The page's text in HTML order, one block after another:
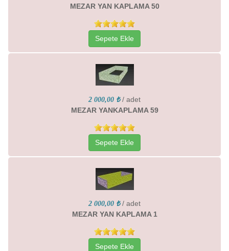
MEZAR YAN KAPLAMA 50
Sepete Ekle
2 000,00 ₺ / adet
MEZAR YANKAPLAMA 59
Sepete Ekle
2 000,00 ₺ / adet
MEZAR YAN KAPLAMA 1
Sepete Ekle